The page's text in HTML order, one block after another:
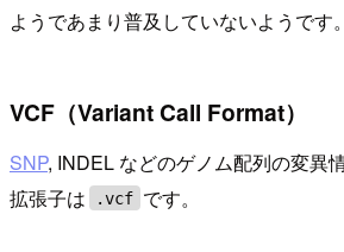
ようであまり普及していないようです。
VCF（Variant Call Format）
SNP, INDEL などのゲノム配列の変異
拡張子は
.vcf です。